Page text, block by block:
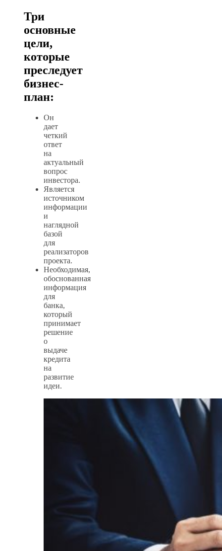
Три
основные
цели,
которые
преследует
бизнес-
план:
Он
дает
четкий
ответ
на
актуальный
вопрос
инвестора.
Является
источником
информации
и
наглядной
базой
для
реализаторов
проекта.
Необходимая,
обоснованная
информация
для
банка,
который
принимает
решение
о
выдаче
кредита
на
развитие
идеи.